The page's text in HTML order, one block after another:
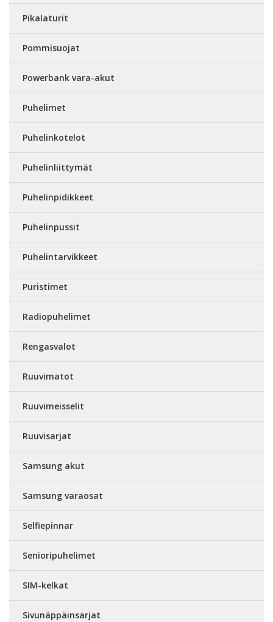
Pikalaturit
Pommisuojat
Powerbank vara-akut
Puhelimet
Puhelinkotelot
Puhelinliittymät
Puhelinpidikkeet
Puhelinpussit
Puhelintarvikkeet
Puristimet
Radiopuhelimet
Rengasvalot
Ruuvimatot
Ruuvimeisselit
Ruuvisarjat
Samsung akut
Samsung varaosat
Selfiepinnar
Senioripuhelimet
SIM-kelkat
Sivunäppäinsarjat